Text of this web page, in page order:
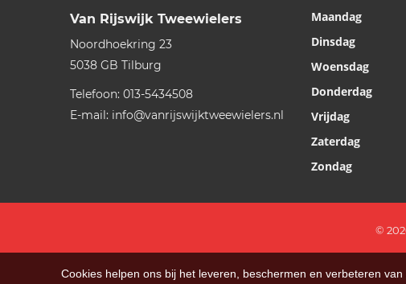
Van Rijswijk Tweewielers
Noordhoekring 23
5038 GB Tilburg
Telefoon: 013-5434508
E-mail: info@vanrijswijktweewielers.nl
Maandag
Dinsdag
Woensdag
Donderdag
Vrijdag
Zaterdag
Zondag
©
Cookies helpen ons bij het leveren, beschermen en verbeteren